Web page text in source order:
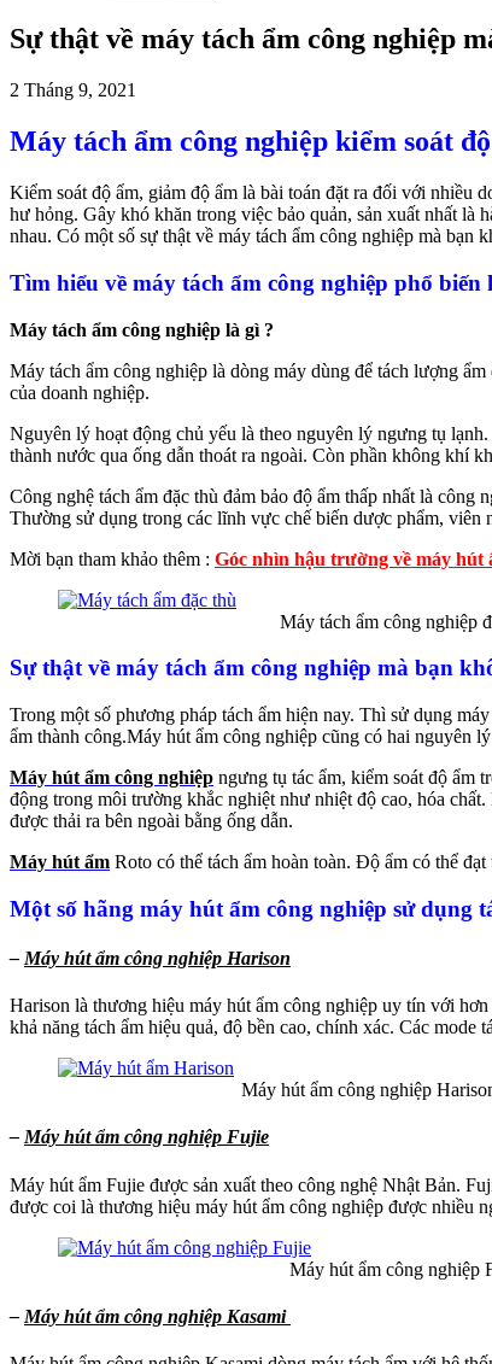
Sự thật về máy tách ẩm công nghiệp
2 Tháng 9, 2021
Máy tách ẩm công nghiệp kiểm soát
Kiểm soát độ ẩm, giảm độ ẩm là bài toán đặt ra đối với nhiều
hư hỏng. Gây khó khăn trong việc bảo quản, sản xuất nhất là
nhau. Có một số sự thật về máy tách ẩm công nghiệp mà
Tìm hiểu về máy tách ẩm công nghiệp phổ biến
Máy tách ẩm công nghiệp là gì ?
Máy tách ẩm công nghiệp là dòng máy dùng để tách lượng
của doanh nghiệp.
Nguyên lý hoạt động chủ yếu là theo nguyên lý ngưng tụ
thành nước qua ống dẫn thoát ra ngoài. Còn phần không khí
Công nghệ tách ẩm đặc thù đảm bảo độ ẩm thấp nhất là
Thường sử dụng trong các lĩnh vực chế biến dược phẩm, viên
Mời bạn tham khảo thêm : Góc nhìn hậu trường về máy hút
Máy tách ẩm công nghiệp đặc
Sự thật về máy tách ẩm công nghiệp mà bạn
Trong một số phương pháp tách ẩm hiện nay. Thì sử dụng
ẩm thành công.Máy hút ẩm công nghiệp cũng có hai nguyên
Máy hút ẩm công nghiệp ngưng tụ tác ẩm, kiểm soát độ ẩm
động trong môi trường khắc nghiệt như nhiệt độ cao, hóa
được thải ra bên ngoài bằng ống dẫn.
Máy hút ẩm Roto có thể tách ẩm hoàn toàn. Độ ẩm có thể
Một số hãng máy hút ẩm công nghiệp sử dụng
– Máy hút ẩm công nghiệp Harison
Harison là thương hiệu máy hút ẩm công nghiệp uy tín với
khả năng tách ẩm hiệu quả, độ bền cao, chính xác. Các mode
Máy hút ẩm công nghiệp
–Máy hút ẩm công nghiệp Fujie
Máy hút ẩm Fujie được sản xuất theo công nghệ Nhật Bản.
được coi là thương hiệu máy hút ẩm công nghiệp được nhiều
Máy hút ẩm công nghiệp
– Máy hút ẩm công nghiệp Kasami